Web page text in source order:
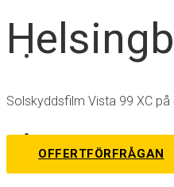
Support
Nyheter
Solskyddsfilm Vista 99 XC på
OFFERTFÖRFRÅGAN